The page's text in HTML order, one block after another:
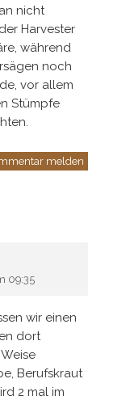
nicht
Harvester
während
noch
vor allem
Stümpfe
melden
09:35
wir einen
dort
Berufskraut
2 mal im